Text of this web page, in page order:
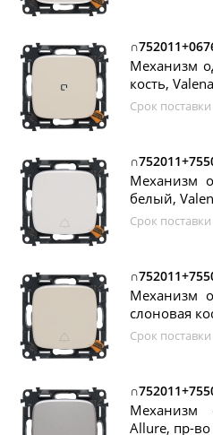
Механизм
кость,
Срок
Механизм
белый,
Срок
Механизм
слоновая
Срок
Механизм
Allure, пр-во